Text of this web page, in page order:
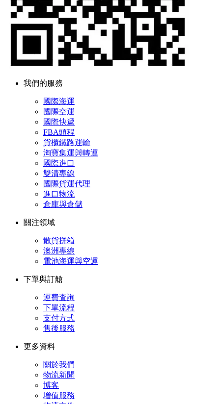
我們的服務
國際海運
國際空運
國際快遞
FBA頭程
貨櫃鐵路運輸
淘寶集運與轉運
國際進口
雙清專線
國際貨運代理
進口物流
倉庫與倉儲
關注領域
散貨拼箱
澳洲專線
電池海運與空運
下單與訂艙
運費査詢
下單流程
支付方式
售後服務
更多資料
關於我們
物流新聞
博客
增值服務